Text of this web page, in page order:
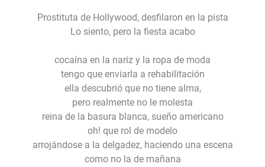
Prostituta de Hollywood, desfilaron en la pista
Lo siento, pero la fiesta acabo
cocaína en la nariz y la ropa de moda
tengo que enviarla a rehabilitación
ella descubrió que no tiene alma,
pero realmente no le molesta
reina de la basura blanca, sueño americano
oh! que rol de modelo
arrojándose a la delgadez, haciendo una escena
como no la de mañana